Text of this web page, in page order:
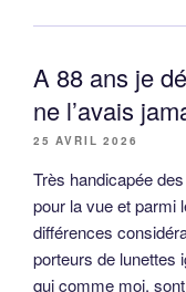
A 88 ans je
ne l’avais
25 AVRIL 2026
Très handicapée
pour la vue et parmi
différences
porteurs de lunettes
qui comme moi,